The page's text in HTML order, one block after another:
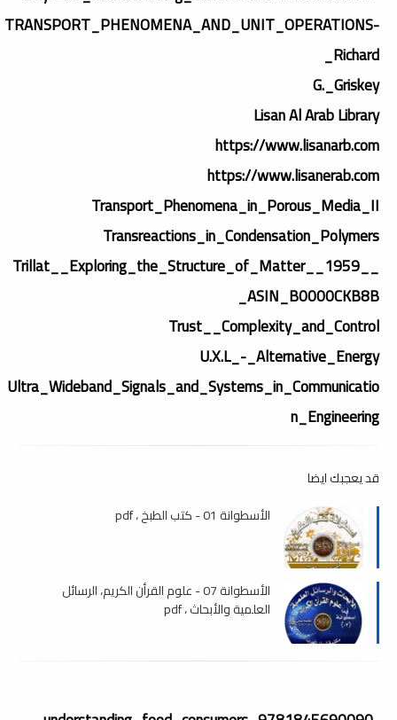
TRANSPORT_PHENOMENA_AND_UNIT_OPERATIONS-
Richard_
G._Griskey
Lisan Al Arab Library
https://www.lisanarb.com
https://www.lisanerab.com
Transport_Phenomena_in_Porous_Media_II
Transreactions_in_Condensation_Polymers
Trillat__Exploring_the_Structure_of_Matter__1959__
ASIN_B0000CKB8B_
Trust__Complexity_and_Control
U.X.L_-_Alternative_Energy
Ultra_Wideband_Signals_and_Systems_in_Communicatio
n_Engineering
قد يعجبك ايضا
الأسطوانة 01 - كتب الطبخ ، pdf
الأسطوانة 07 - علوم القرأن الكريم، الرسائل
العلمية والأبحاث ، pdf